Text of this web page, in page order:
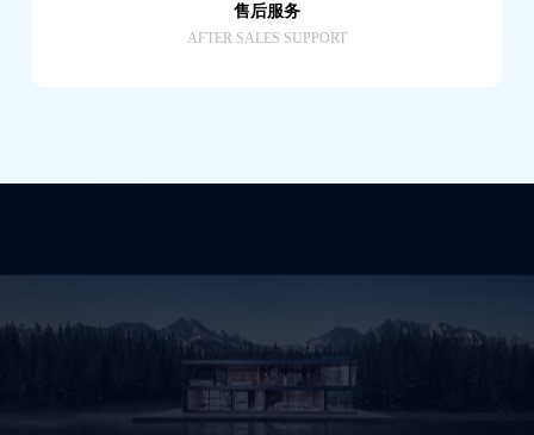
售后服务
AFTER SALES SUPPORT